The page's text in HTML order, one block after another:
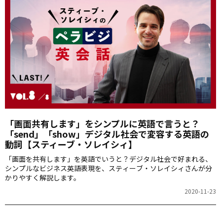
「画面共有します」をシンプルに英語で言うと？
「send」「show」デジタル社会で変容する英語の
動詞【スティーブ・ソレイシィ】
「画面を共有します」を英語でいうと？デジタル社会で好まれる、
シンプルなビジネス英語表現を、スティーブ・ソレイシィさんが分
かりやすく解説します。
2020-11-23